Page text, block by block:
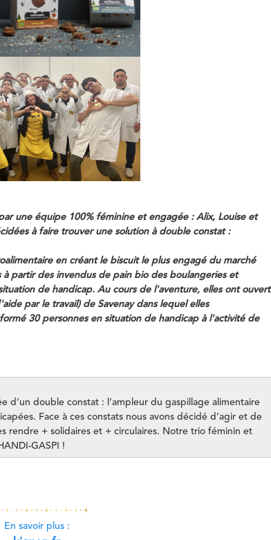
une équipe 100% féminine et engagée : Alix, Louise et
à faire trouver une solution à double constat :
en créant le biscuit le plus engagé du marché
partir des invendus de pain bio des boulangeries et
de handicap. Au cours de l'aventure, elles ont ouvert
par le travail) de Savenay dans lequel elles
30 personnes en situation de handicap à l'activité de
d’un double constat : l’ampleur du gaspillage alimentaire
Face à ces constats nous avons décidé d’agir et de
rendre + solidaires et + circulaires. Notre trio féminin et
GASPI !
En savoir plus :